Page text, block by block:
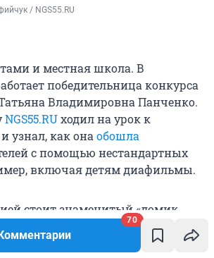
70
/ NGS55.RU
и местная школа. В
победительница конкурса
Владимировна Панченко.
NGS55.RUходил на урок к
узнал, как она обошла
с помощью нестандартных
включая детям диафильмы.
стоит знаменитый «домик
Аварийное здание, заросшее
развалится на части.